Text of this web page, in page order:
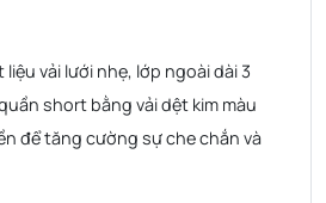
vải lưới nhẹ, lớp ngoài dài 3
short bằng vải dệt kim màu
để tăng cường sự che chắn và